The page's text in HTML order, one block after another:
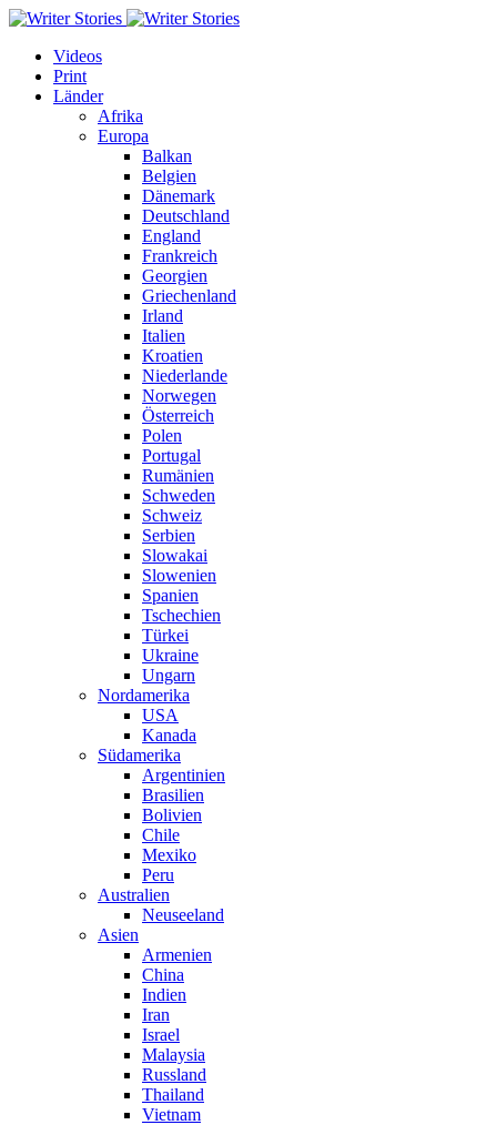
Videos
Print
Länder
Afrika
Europa
Balkan
Belgien
Dänemark
Deutschland
England
Frankreich
Georgien
Griechenland
Irland
Italien
Kroatien
Niederlande
Norwegen
Österreich
Polen
Portugal
Rumänien
Schweden
Schweiz
Serbien
Slowakai
Slowenien
Spanien
Tschechien
Türkei
Ukraine
Ungarn
Nordamerika
USA
Kanada
Südamerika
Argentinien
Brasilien
Bolivien
Chile
Mexiko
Peru
Australien
Neuseeland
Asien
Armenien
China
Indien
Iran
Israel
Malaysia
Russland
Thailand
Vietnam